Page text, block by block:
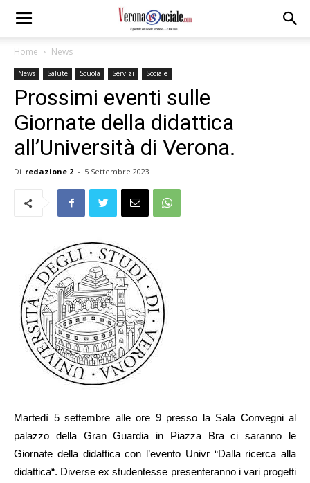
Home News
News Salute Scuola Servizi Sociale
Prossimi eventi sulle
Giornate della didattica
all’Università di Verona.
Di redazione 2 - 5 Settembre 2023
Martedì 5 settembre alle ore 9 presso la Sala Convegni al
palazzo della Gran Guardia in Piazza Bra ci saranno le
Giornate della didattica con l’evento Univr “Dalla ricerca alla
didattica“. Diverse ex studentesse presenteranno i vari progetti